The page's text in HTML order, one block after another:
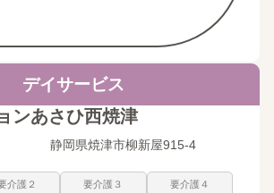
デイサービス
ンあさひ西焼津
静岡県焼津市柳新屋915-4
介護２ 要介護３ 要介護４